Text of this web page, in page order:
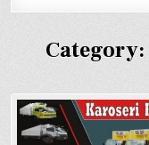
Category: